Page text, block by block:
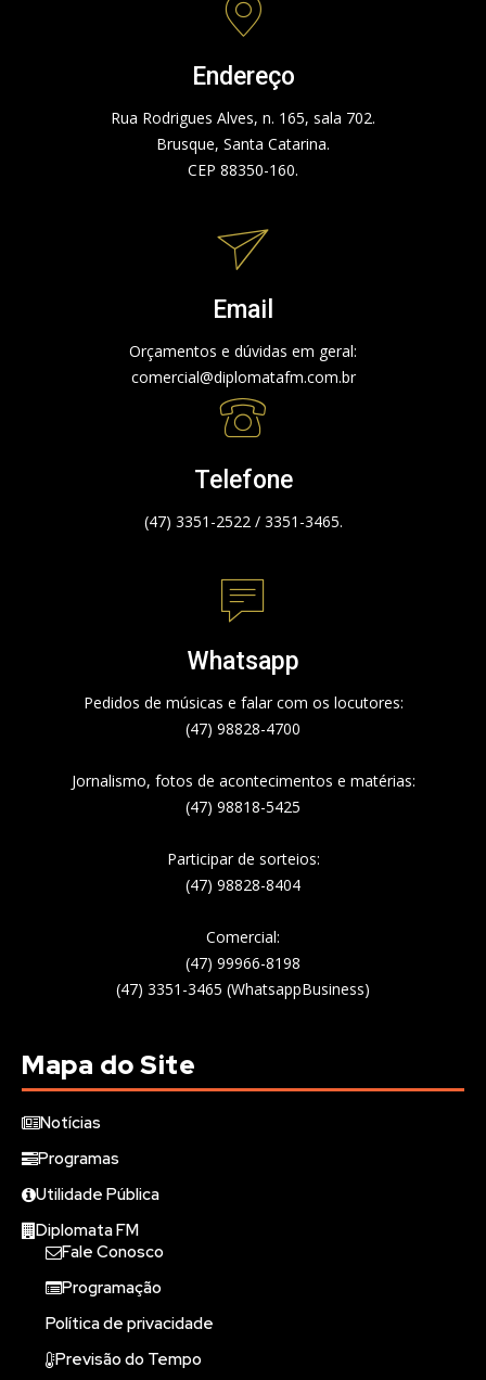
Endereço
Rua Rodrigues Alves, n. 165, sala 702.
Brusque, Santa Catarina.
CEP 88350-160.
Email
Orçamentos e dúvidas em geral:
comercial@diplomatafm.com.br
Telefone
(47) 3351-2522 / 3351-3465.
Whatsapp
Pedidos de músicas e falar com os locutores:
(47) 98828-4700
Jornalismo, fotos de acontecimentos e matérias:
(47) 98818-5425
Participar de sorteios:
(47) 98828-8404
Comercial:
(47) 99966-8198
(47) 3351-3465 (WhatsappBusiness)
Mapa do Site
Notícias
Programas
Utilidade Pública
Diplomata FM
Fale Conosco
Programação
Política de privacidade
Previsão do Tempo